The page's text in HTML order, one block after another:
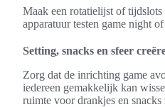
Maak een rotatielijst of
apparatuur testen game night
Setting, snacks en sfeer
Zorg dat de inrichting game
iedereen gemakkelijk kan
ruimte voor drankjes en